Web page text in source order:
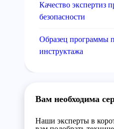
Качество экспертиз
безопасности
Образец программы
инструктажа
Вам необходима
Наши эксперты в